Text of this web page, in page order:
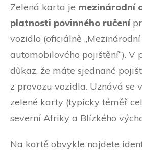
Zelená karta je mezinárodní
platnosti povinného ručení
vozidlo (oficiálně
automobilového pojištění“). V
důkaz, že máte sjednané
z provozu vozidla. Uznává se
zelené karty (typicky téměř
severní Afriky a Blízkého
Na kartě obvykle najdete